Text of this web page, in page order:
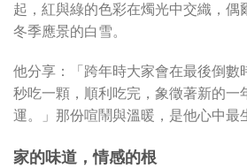
起，紅與綠的色彩在燭光中交織，偶
冬季應景的白雪。
他分享：「跨年時大家會在最後倒數
秒吃一顆，順利吃完，象徵著新的一
運。」那份喧鬧與溫暖，是他心中最
家的味道，情感的根